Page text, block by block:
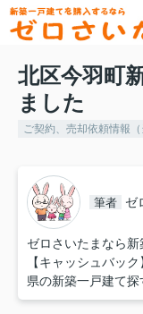
北区今羽町
ました
ご契約、売却依頼情報
筆者 ゼ
ゼロさいたまなら
【キャッシュバッ
県の新築一戸建て探